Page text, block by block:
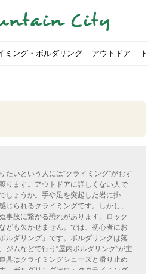
登山企画vol.2〜初秋の黒岳編〜
山頂まで2時間で富士山を
しみたい！山の値段相場や売買の注
農地の売買は簡単にはでき
び方, おすすめモデル
ー紹介】Japan CampingCar Show
【体験談】上野から1時間
なくなったキャンプ道具の行方！【
伊王島にある高規格リゾー
高価買取する方法
ティインスタフォトコンテスト開催
キャンプ女子Kajoが行く！
入れ方法を解説
剤の役割や選び方・効率的な冷や
【お得にキャンプ用品を購
】湯切り不要パスタの作り方！深型
有名なクラシックルート「
すめモデル5選
ヘッドライトを選ぶ4つのポイント
防水？非防水？トレイルラ
ミング・ボルダリング
気アイテムを紹介！
なぜ今、登山やクライミングを自粛
初めてのボルダリングシュ
アウトドア
ータピザ』の作り方
さんに教わる！『モッツァレラチ
パティシエキャンパーSaki
黄岳の縦走コースをご紹介
ース解説。日帰り可能なプランをご
日本向けに作られた『アク
も合わせて解説！
が手に入る？初心者でも手続きはカ
日本向けに作られた『アク
すすめリュック9選
ランニングシューズはどちらを選ぶ
トレイルランニングを安全
相棒を見つけよう！
ゴリー！選ぶポイントと容量別おす
アウトドアの水筒ならサー
メラ用を解説
途に合わせてレーベルで選ぶ！おす
DDタープ全17モデルのス
流居酒屋よーこ」チャンネル徹底
行けないから、家で魚を捌いてみよ
初めてのウキフカセ釣り【
すすめウェアを紹介
おすすめウェア8選！防虫, 防水, カ
【山でも街でも】ジャック
取材！
コラ』の作り方
アウトドア気分〜ホットサンド編〜
海外のキャンプってどんな
」ソロクッカーでも作れるおすすめ
さんに教わる！『濃厚蒸しショコ
パティシエキャンパーSaki
トロ〜『ミルクティーフレンチト
さんに教わる！おかずにも酒の肴
パティシエキャンパーSaki
いという人には“クライミング”がおす
ります。アウトドアに詳しくない人で
しょうか。手や足を突起した岩に掛
られるクライミングです。しかし、
事故に繋がる恐れがあります。ロック
ども欠かせません。では、初心者にお
ルダリング」です。ボルダリングは落
ムなどで行う“屋内ボルダリング”が主
具はクライミングシューズと滑り止め
。ボルダリングはロッククライミング